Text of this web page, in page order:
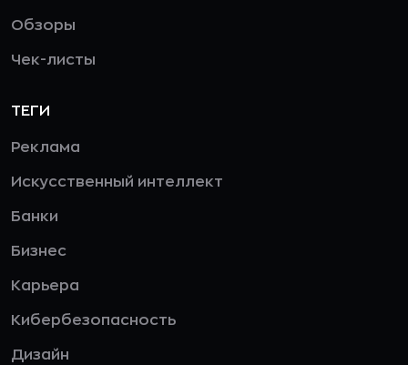
Обзоры
Чек-листы
ТЕГИ
Реклама
Искусственный интеллект
Банки
Бизнес
Карьера
Кибербезопасность
Дизайн